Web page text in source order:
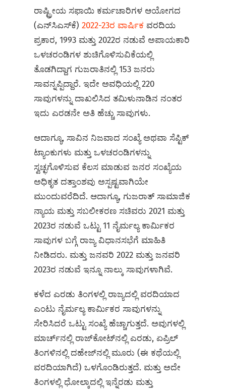
ರಾಷ್ಟ್ರೀಯ ಸಫಾಯಿ ಕರ್ಮಚಾರಿಗಳ ಆಯೋಗದ
(ಎನ್‌ಸಿಎಸ್‌ಕೆ)2022-23ರ ವಾರ್ಷಿಕ ವರದಿಯ
ಪ್ರಕಾರ, 1993 ಮತ್ತು 2022ರ ನಡುವೆ ಅಪಾಯಕಾರಿ
ಒಳಚರಂಡಿಗಳ ಶುಚಿಗೊಳಿಸುವಿಕೆಯಲ್ಲಿ
ತೊಡಗಿದ್ದಾಗ ಗುಜರಾತಿನಲ್ಲಿ 153 ಜನರು
ಸಾವನ್ನಪ್ಪಿದ್ದಾರೆ. ಇದೇ ಅವಧಿಯಲ್ಲಿ 220
ಸಾವುಗಳನ್ನು ದಾಖಲಿಸಿದ ತಮಿಳುನಾಡಿನ ನಂತರ
ಇದು ಎರಡನೇ ಅತಿ ಹೆಚ್ಚು ಸಾವುಗಳು.
ಆದಾಗ್ಯೂ, ಸಾವಿನ ನಿಜವಾದ ಸಂಖ್ಯೆ ಅಥವಾ ಸೆಪ್ಟಿಕ್
ಟ್ಯಾಂಕುಗಳು ಮತ್ತು ಒಳಚರಂಡಿಗಳನ್ನು
ಸ್ವಚ್ಛಗೊಳಿಸುವ ಕೆಲಸ ಮಾಡುವ ಜನರ ಸಂಖ್ಯೆಯ
ಅಧಿಕೃತ ದತ್ತಾಂಶವು ಅಸ್ಪಷ್ಟವಾಗಿಯೇ
ಮುಂದುವರೆದಿದೆ. ಆದಾಗ್ಯೂ, ಗುಜರಾತ್ ಸಾಮಾಜಿಕ
ನ್ಯಾಯ ಮತ್ತು ಸಬಲೀಕರಣ ಸಚಿವರು 2021 ಮತ್ತು
2023ರ ನಡುವೆ ಒಟ್ಟು 11 ನೈರ್ಮಲ್ಯ ಕಾರ್ಮಿಕರ
ಸಾವುಗಳ ಬಗ್ಗೆ ರಾಜ್ಯ ವಿಧಾನಸಭೆಗೆ ಮಾಹಿತಿ
ನೀಡಿದರು. ಮತ್ತು ಜನವರಿ 2022 ಮತ್ತು ಜನವರಿ
2023ರ ನಡುವೆ ಇನ್ನೂ ನಾಲ್ಕು ಸಾವುಗಳಾಗಿವೆ.
ಕಳೆದ ಎರಡು ತಿಂಗಳಲ್ಲಿ ರಾಜ್ಯದಲ್ಲಿ ವರದಿಯಾದ
ಎಂಟು ನೈರ್ಮಲ್ಯ ಕಾರ್ಮಿಕರ ಸಾವುಗಳನ್ನು
ಸೇರಿಸಿದರೆ ಒಟ್ಟು ಸಂಖ್ಯೆ ಹೆಚ್ಚಾಗುತ್ತದೆ. ಅವುಗಳಲ್ಲಿ
ಮಾರ್ಚ್‌ನಲ್ಲಿ ರಾಜ್‌ಕೋಟ್‌ನಲ್ಲಿ ಎರಡು, ಏಪ್ರಿಲ್‌
ತಿಂಗಳಿನಲ್ಲಿ ದಹೇಜ್‌ನಲ್ಲಿ ಮೂರು (ಈ ಕಥೆಯಲ್ಲಿ
ವರದಿಯಾಗಿದೆ) ಒಳಗೊಂಡಿರುತ್ತದೆ. ಮತ್ತು ಅದೇ
ತಿಂಗಳಲ್ಲಿ ಧೋಲ್ಕಾದಲ್ಲಿ ಇನ್ನೆರಡು ಮತ್ತು